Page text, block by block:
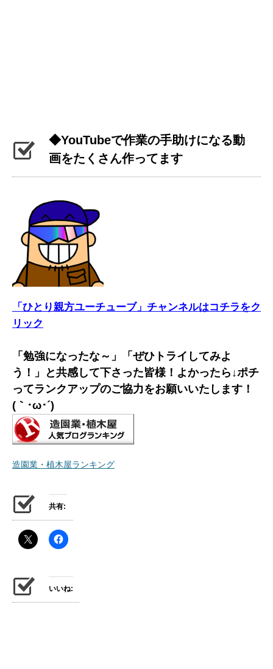
◆YouTubeで作業の手助けになる動
画をたくさん作ってます
「ひとり親方ユーチューブ」チャンネルはコチラをク
リック
「勉強になったな～」「ぜひトライしてみよ
う！」と共感して下さった皆様！よかったら↓ポチ
ってランクアップのご協力をお願いいたします！
(｀･ω･´)ゞ
造園業・植木屋ランキング
共有:
いいね: